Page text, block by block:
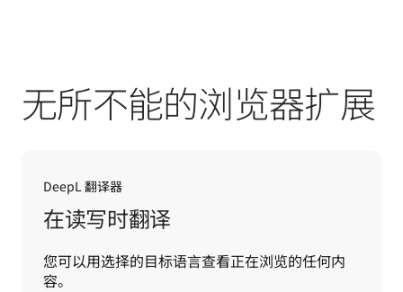
无所不能的浏览器扩展
DeepL 翻译器
在读写时翻译
您可以用选择的目标语言查看正在浏览的任何内
容。